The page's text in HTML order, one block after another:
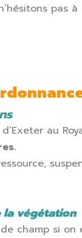
pas
au
la végétation
champ si